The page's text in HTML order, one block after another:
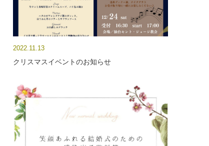
2022.11.13
クリスマスイベントのお知らせ